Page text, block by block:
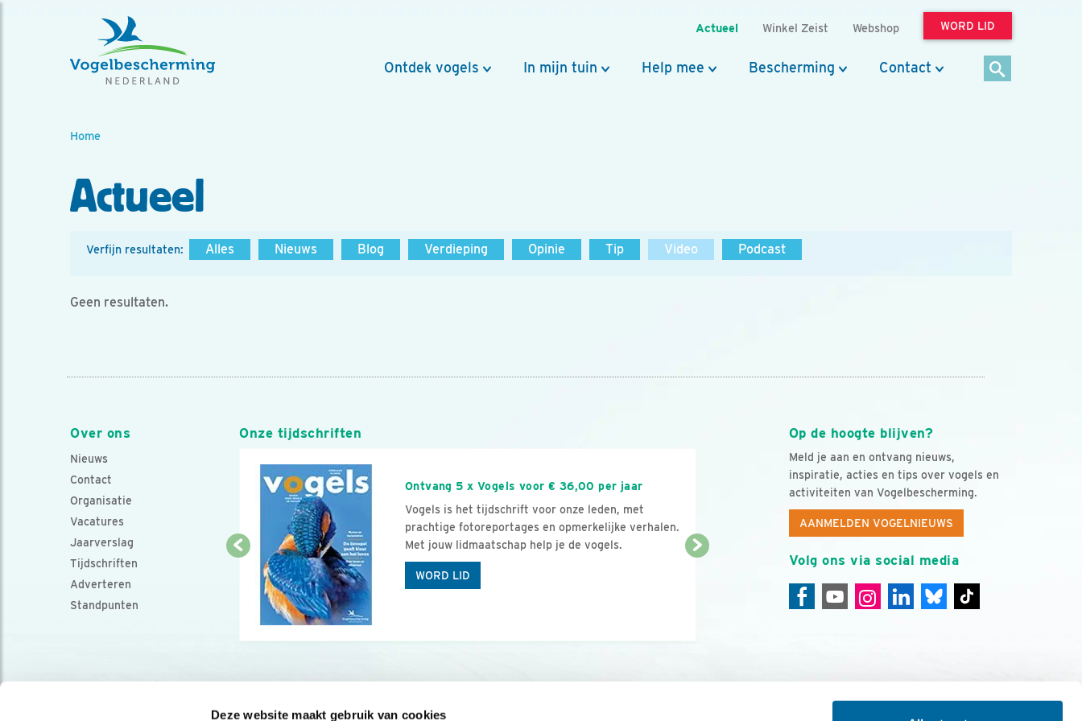
Deze website maakt gebruik van cookies
Actueel Winkel Zeist Webshop WORD LID
Ontdek vogels In mijn tuin Help mee Bescherming Contact
Home
Actueel
Verfijn resultaten: Alles Nieuws Blog Verdieping Opinie Tip Video Podcast
Geen resultaten.
Over ons
Nieuws
Contact
Organisatie
Vacatures
Jaarverslag
Tijdschriften
Adverteren
Standpunten
Op de hoogte blijven?
Meld je aan en ontvang nieuws,
inspiratie, acties en tips over vogels en
activiteiten van Vogelbescherming.
AANMELDEN VOGELNIEUWS
Volg ons via social media
Onze tijdschriften
Ontvang 5 x Vogels voor € 36,00 per jaar
Vogels is het tijdschrift voor onze leden, met
prachtige fotoreportages en opmerkelijke verhalen.
Met jouw lidmaatschap help je de vogels.
WORD LID